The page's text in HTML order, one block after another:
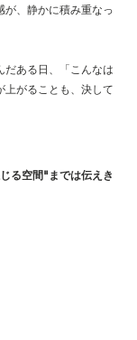
が、静かに積み重なっ
だある日、「こんなは
上がることも、決して
る空間"までは伝えき